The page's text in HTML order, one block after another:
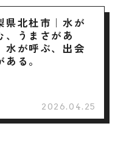
県北杜市｜水が
、うまさがあ
水が呼ぶ、出会
ある。
2026.04.25